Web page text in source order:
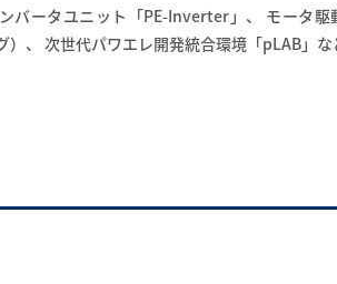
ータユニット「PE-Inverter」、 モータ駆
、 次世代パワエレ開発統合環境「pLAB」な